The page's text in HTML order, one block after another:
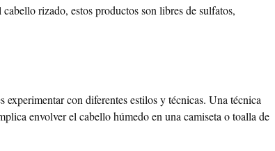
rizado, estos productos son libres de sulfatos,
con diferentes estilos y técnicas. Una técnica
envolver el cabello húmedo en una camiseta o toalla de